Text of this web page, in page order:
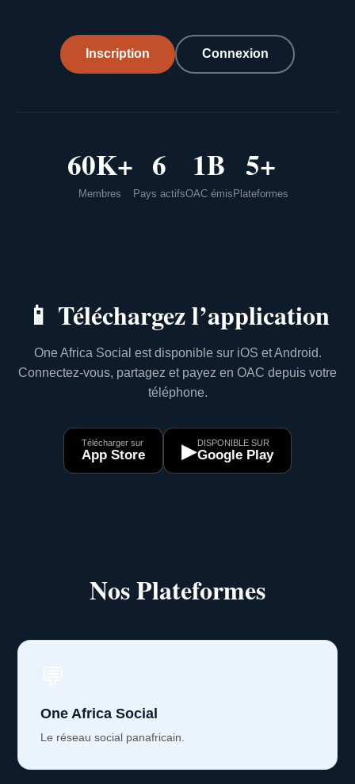
Inscription Connexion
60K+
Membres
6
Pays actifs
1B
OAC émis
5+
Plateformes
📱 Téléchargez l’application
One Africa Social est disponible sur iOS et Android.
Connectez-vous, partagez et payez en OAC depuis votre
téléphone.
Télécharger sur
App Store ▶DISPONIBLE SUR
Google Play
Nos Plateformes
One Africa Social
Le réseau social panafricain.